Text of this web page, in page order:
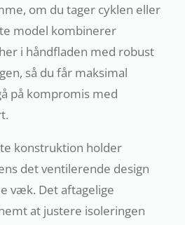
om du tager cyklen eller
model kombinerer
i håndfladen med robust
så du får maksimal
på kompromis med
konstruktion holder
det ventilerende design
væk. Det aftagelige
at justere isoleringen